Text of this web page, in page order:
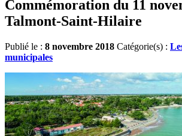
Commémoration du 11
Talmont-Saint-Hilaire
Publié le : 8 novembre 2018 Catégorie(s) :
municipales